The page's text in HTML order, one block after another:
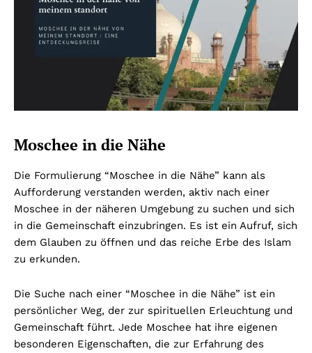
Moschee in die Nähe
Die Formulierung “Moschee in die Nähe” kann als
Aufforderung verstanden werden, aktiv nach einer
Moschee in der näheren Umgebung zu suchen und sich
in die Gemeinschaft einzubringen. Es ist ein Aufruf, sich
dem Glauben zu öffnen und das reiche Erbe des Islam
zu erkunden.
Die Suche nach einer “Moschee in die Nähe” ist ein
persönlicher Weg, der zur spirituellen Erleuchtung und
Gemeinschaft führt. Jede Moschee hat ihre eigenen
besonderen Eigenschaften, die zur Erfahrung des